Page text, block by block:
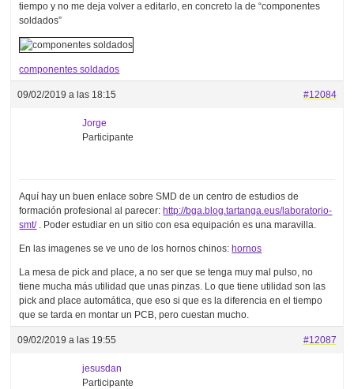
tiempo y no me deja volver a editarlo, en concreto la de “componentes
soldados”
componentes soldados
09/02/2019 a las 18:15 #12084
Jorge
Participante
Aquí hay un buen enlace sobre SMD de un centro de estudios de
formación profesional al parecer: http://bga.blog.tartanga.eus/laboratorio-
smt/. Poder estudiar en un sitio con esa equipación es una maravilla.
En las imagenes se ve uno de los hornos chinos: hornos
La mesa de pick and place, a no ser que se tenga muy mal pulso, no
tiene mucha más utilidad que unas pinzas. Lo que tiene utilidad son las
pick and place automática, que eso si que es la diferencia en el tiempo
que se tarda en montar un PCB, pero cuestan mucho.
09/02/2019 a las 19:55 #12087
jesusdan
Participante